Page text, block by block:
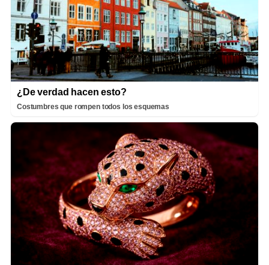
¿De verdad hacen esto?
Costumbres que rompen todos los esquemas